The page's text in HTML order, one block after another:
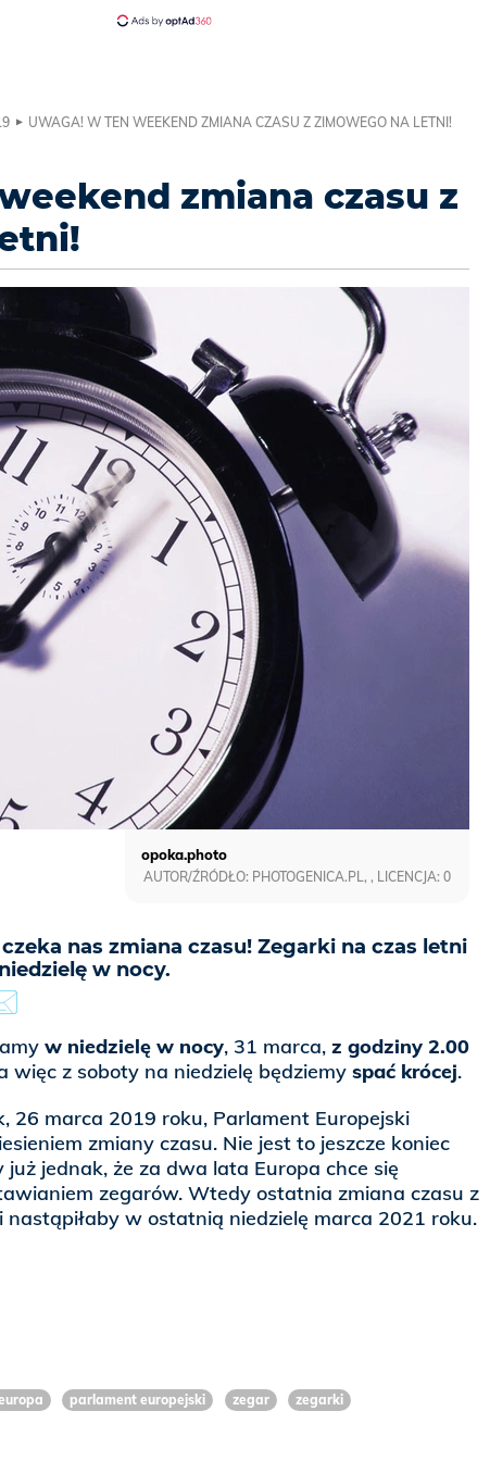
UWAGA! W TEN WEEKEND ZMIANA CZASU Z ZIMOWEGO NA LETNI!
zmiana czasu z
nas zmiana czasu! Zegarki na czas letni
w nocy.
opoka.photo
AUTOR/ŹRÓDŁO: PHOTOGENICA.PL, , LICENCJA: 0
w niedzielę w nocy, 31 marca, z godziny 2.00
więc z soboty na niedzielę będziemy spać krócej.
26 marca 2019 roku, Parlament Europejski
zmiany czasu. Nie jest to jeszcze koniec
już jednak, że za dwa lata Europa chce się
zegarów. Wtedy ostatnia zmiana czasu z
nastąpiłaby w ostatnią niedzielę marca 2021 roku.
parlament europejski zegar
zegarki